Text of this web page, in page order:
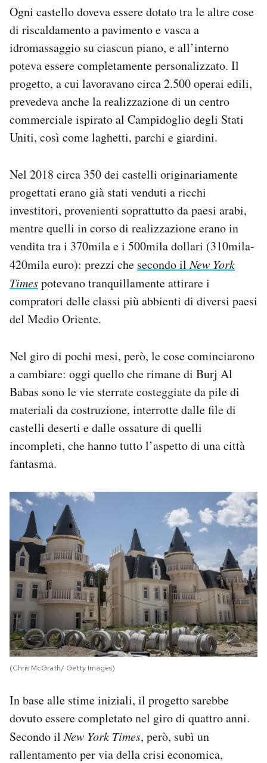
Ogni castello doveva essere dotato tra le altre cose
di riscaldamento a pavimento e vasca a
idromassaggio su ciascun piano, e all’interno
poteva essere completamente personalizzato. Il
progetto, a cui lavoravano circa 2.500 operai edili,
prevedeva anche la realizzazione di un centro
commerciale ispirato al Campidoglio degli Stati
Uniti, così come laghetti, parchi e giardini.
Nel 2018 circa 350 dei castelli originariamente
progettati erano già stati venduti a ricchi
investitori, provenienti soprattutto da paesi arabi,
mentre quelli in corso di realizzazione erano in
vendita tra i 370mila e i 500mila dollari (310mila-
420mila euro): prezzi che secondo ilNew York
Timespotevano tranquillamente attirare i
compratori delle classi più abbienti di diversi paesi
del Medio Oriente.
Nel giro di pochi mesi, però, le cose cominciarono
a cambiare: oggi quello che rimane di Burj Al
Babas sono le vie sterrate costeggiate da pile di
materiali da costruzione, interrotte dalle file di
castelli deserti e dalle ossature di quelli
incompleti, che hanno tutto l’aspetto di una città
fantasma.
(Chris McGrath/ Getty Images)
In base alle stime iniziali, il progetto sarebbe
dovuto essere completato nel giro di quattro anni.
Secondo ilNew York Times, però, subì un
rallentamento per via della crisi economica,